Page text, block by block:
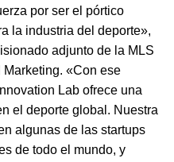
por ser el pórtico
la industria del deporte»,
adjunto de la MLS
«Con ese
Lab ofrece una
el deporte global. Nuestra
algunas de las startups
de todo el mundo, y